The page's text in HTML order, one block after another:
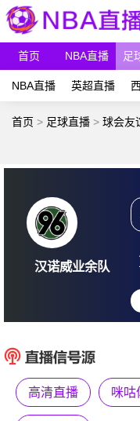
首页 NBA直播 足
NBA直播 英超直播
首页 > 足球直播 > 球会友
汉诺威业余队
高清直播 咪咕